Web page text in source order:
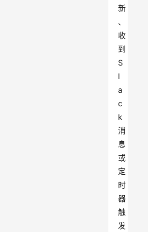
新
、
收
到
S
l
a
c
k
消
息
或
定
时
器
触
发